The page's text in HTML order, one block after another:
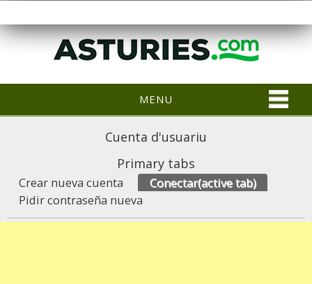
MENU
Cuenta d'usuariu
Primary tabs
Crear nueva cuenta Conectar(active tab)
Pidir contraseña nueva